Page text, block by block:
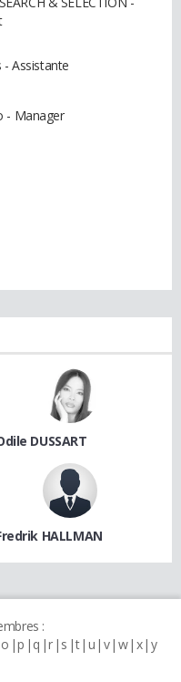
Assistante
- Manager
DUSSART
HALLMAN
:
o p q r s t u v w x y